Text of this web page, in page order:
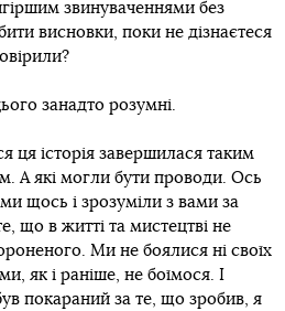
звинуваченнями без
висновки, поки не дізнаєтеся
занадто розумні.
ця історія завершилася таким
А які могли бути проводи. Ось
щось і зрозуміли з вами за
що в житті та мистецтві не
Ми не боялися ні своїх
як і раніше, не боїмося. І
покараний за те, що зробив, я